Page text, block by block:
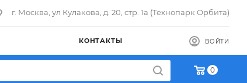
г. Москва, ул Кулакова, д. 20, стр. 1а (Технопарк Орбита)
КОНТАКТЫ ВОЙТИ
0